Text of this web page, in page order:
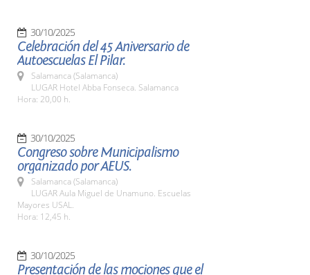
30/10/2025
Celebración del 45 Aniversario de
Autoescuelas El Pilar.
Salamanca (Salamanca)
LUGAR Hotel Abba Fonseca. Salamanca
Hora: 20,00 h.
30/10/2025
Congreso sobre Municipalismo
organizado por AEUS.
Salamanca (Salamanca)
LUGAR Aula Miguel de Unamuno. Escuelas
Mayores USAL.
Hora: 12,45 h.
30/10/2025
Presentación de las mociones que el